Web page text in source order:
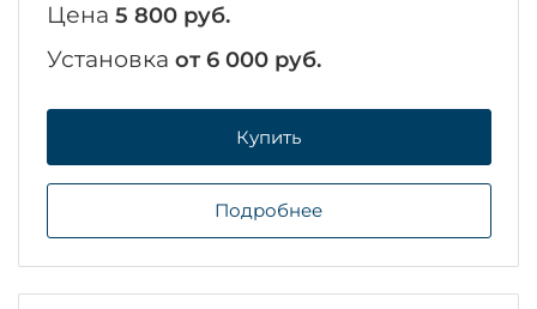
Цена 5 800 руб.
Установка от 6 000 руб.
Купить
Подробнее